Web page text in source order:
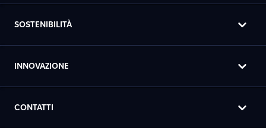
SOSTENIBILITÀ
INNOVAZIONE
CONTATTI